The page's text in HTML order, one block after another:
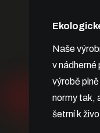
Naše
v nádherné
výrobě
normy tak,
šetrní k